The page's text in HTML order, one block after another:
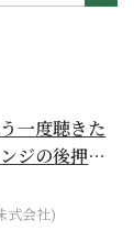
一度聴きた
ジの後押し
式会社)